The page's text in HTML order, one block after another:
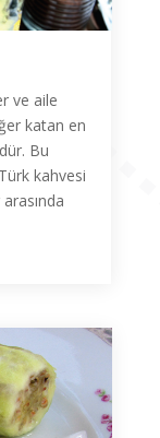
ve aile
katan en
Bu
kahvesi